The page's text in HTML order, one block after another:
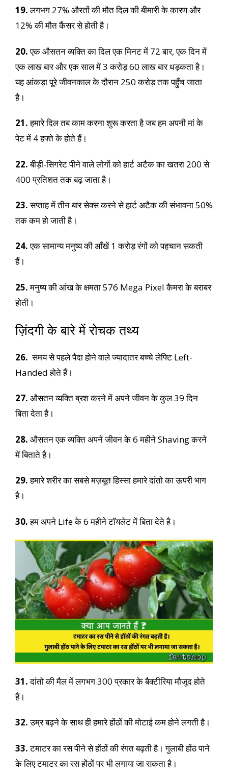
19.लगभग 27% औरतों की मौत दिल की बीमारी के कारण और
12% की मौत कैंसर से होती है।
20.एक औसतन व्यक्ति का दिल एक मिनट में 72 बार, एक दिन में
एक लाख बार और एक साल में 3 करोड़ 60 लाख बार धड़कता है।
यह आंकड़ा पूरे जीवनकाल के दौरान 250 करोड़ तक पहुँच जाता
है।
21.हमारे दिल तब काम करना शुरू करता है जब हम अपनी मां के
पेट में 4 हफ्ते के होते हैं।
22.बीड़ी-सिगरेट पीने वाले लोगों को हार्ट अटैक का खतरा 200 से
400 प्रतिशत तक बढ़ जाता है।
23.सप्ताह में तीन बार सेक्स करने से हार्ट अटैक की संभावना 50%
तक कम हो जाती है।
24.एक सामान्य मनुष्य की आँखें 1 करोड़ रंगों को पहचान सकती
हैं।
25.मनुष्य की आंख के क्षमता 576 Mega Pixel कैमरा के बराबर
होती।
ज़िंदगी के बारे में रोचक तथ्य
26. समय से पहले पैदा होने वाले ज्यादातर बच्चे लेफ्टि Left-
Handed होते हैं।
27. औसतन व्यक्ति ब्रश करने में अपने जीवन के कुल 39 दिन
बिता देता है।
28. औसतन एक व्यक्ति अपने जीवन के 6 महीने Shaving करने
में बिताते है।
29.हमारे शरीर का सबसे मज़बूत हिस्सा हमारे दांतो का ऊपरी भाग
है।
30.हम अपने Life के 6 महीने टॉयलेट में बिता देते है।
31.दांतो की मैल में लगभग 300 प्रकार के बैक्टीरिया मौजूद होते
हैं।
32.उम्र बढ़ने के साथ ही हमारे होंठों की मोटाई कम होने लगती है।
33.टमाटर का रस पीने से होंठों की रंगत बढ़ती है। गुलाबी होंठ पाने
के लिए टमाटर का रस होंठों पर भी लगाया जा सकता है।